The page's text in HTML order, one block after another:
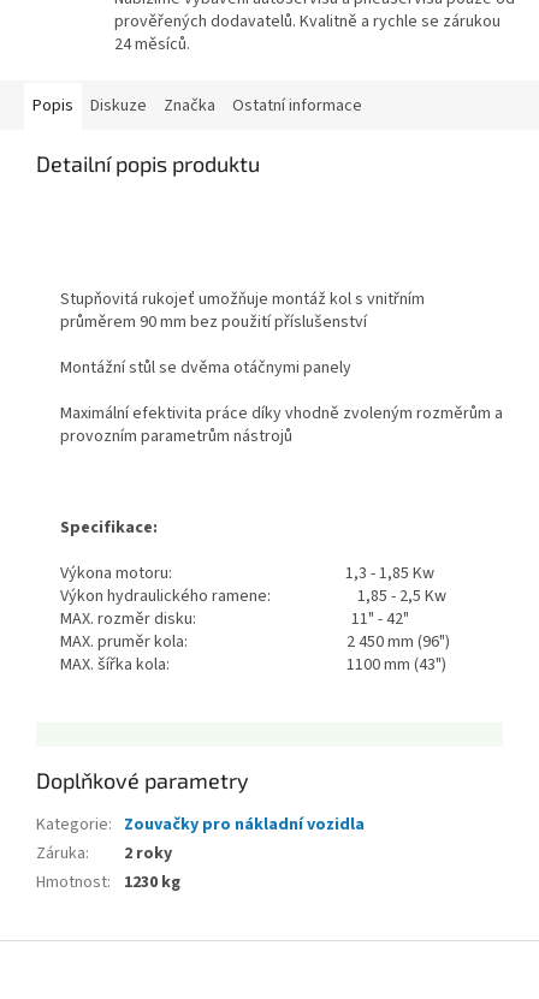
prověřených dodavatelů. Kvalitně a rychle se zárukou
24 měsíců.
Popis Diskuze Značka Ostatní informace
Detailní popis produktu
Stupňovitá rukojeť umožňuje montáž kol s vnitřním
průměrem 90 mm bez použití příslušenství
Montážní stůl se dvěma otáčnymi panely
Maximální efektivita práce díky vhodně zvoleným rozměrům a
provozním parametrům nástrojů
Specifikace:
Výkona motoru: 1,3 - 1,85 Kw
Výkon hydraulického ramene: 1,85 - 2,5 Kw
MAX. rozměr disku: 11" - 42"
MAX. pruměr kola: 2 450 mm (96")
MAX. šířka kola: 1100 mm (43")
Doplňkové parametry
Kategorie: Zouvačky pro nákladní vozidla
Záruka:
2 roky
Hmotnost: 1230 kg